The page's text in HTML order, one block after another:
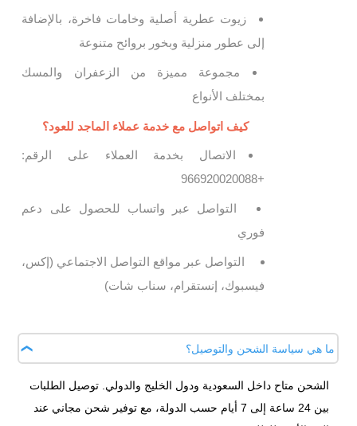
زيوت عطرية أصلية وخامات فاخرة، بالإضافة
إلى عطور منزلية وبخور بروائح متنوعة
مجموعة مميزة من الزعفران والمسك
بمختلف الأنواع
كيف اتواصل مع خدمة عملاء الماجد للعود؟
الاتصال بخدمة العملاء على الرقم:
+966920020088
التواصل عبر واتساب للحصول على دعم
فوري
التواصل عبر مواقع التواصل الاجتماعي (إكس،
فيسبوك، إنستقرام، سناب شات)
ما هي سياسة الشحن والتوصيل؟
الشحن متاح داخل السعودية ودول الخليج والدولي. توصيل الطلبات
بين 24 ساعة إلى 7 أيام حسب الدولة، مع توفير شحن مجاني عند